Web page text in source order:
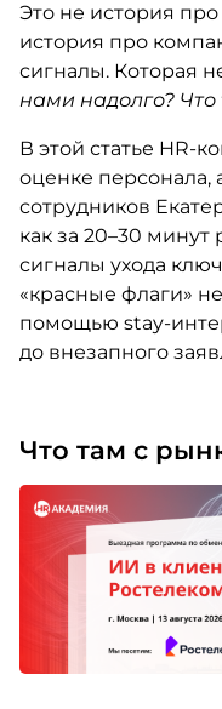
Это не история
история про
сигналы. Которая
нами надолго? Что
В этой статье HR-
оценке персонала,
сотрудников
как за 20–30 минут
сигналы ухода
«красные флаги»
помощью stay-
до внезапного
Что там с